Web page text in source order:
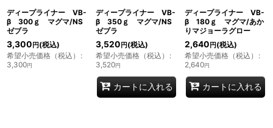
ディープライナー VB-
β 300ｇ マグマ/NS
ゼブラ
3,300 円 (税込)
希望小売価格（税込） :
3,300円
ディープライナー VB-
β 350ｇ マグマ/NS
ゼブラ
3,520 円(税込)
希望小売価格（税込） :
3,520円
カートに入れる
ディープライナー VB-
β 180ｇ マグマ/あか
りマジョーラグロー
2,640 円(税込)
希望小売価格（税込） :
2,640円
カートに入れる